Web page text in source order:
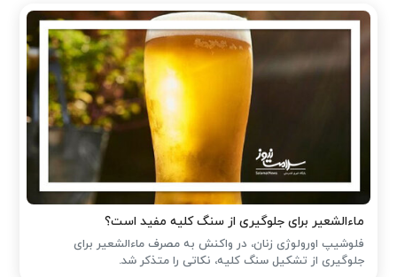
ماءالشعیر برای جلوگیری از سنگ کلیه مفید است؟
فلوشیپ اورولوژی زنان، در واکنش به مصرف ماءالشعیر برای
جلوگیری از تشکیل سنگ کلیه، نکاتی را متذکر شد.